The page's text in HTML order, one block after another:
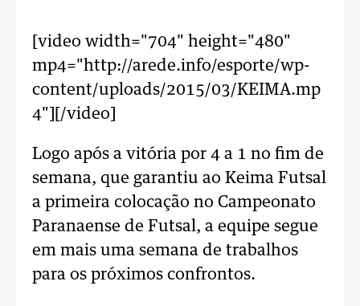
[video width="704" height="480"
mp4="http://arede.info/esporte/wp-
content/uploads/2015/03/KEIMA.mp
4"][/video]
Logo após a vitória por 4 a 1 no fim de
semana, que garantiu ao Keima Futsal
a primeira colocação no Campeonato
Paranaense de Futsal, a equipe segue
em mais uma semana de trabalhos
para os próximos confrontos.